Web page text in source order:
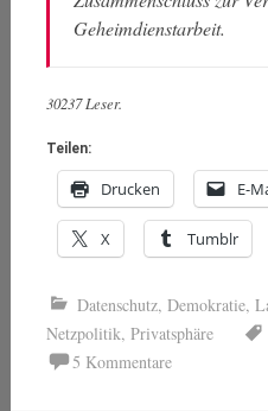
Geheimdienstarbeit.
30237 Leser.
Teilen:
Drucken E-
X Tumblr
Datenschutz, Demokratie,
Netzpolitik, Privatsphäre
5 Kommentare